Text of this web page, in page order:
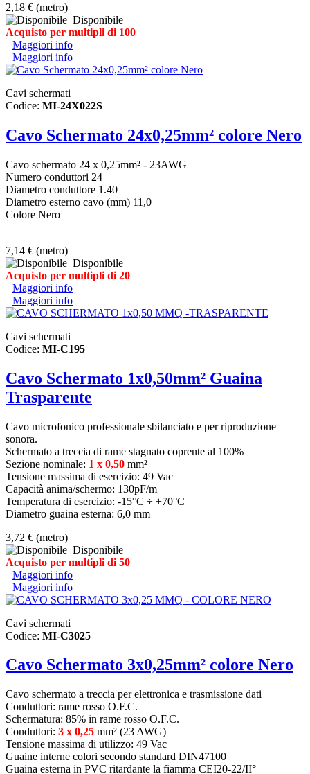
2,18 € (metro)
Disponibile
Acquisto per multipli di 100
Maggiori info
Maggiori info
Cavi schermati
Codice: MI-24X022S
Cavo Schermato 24x0,25mm² colore Nero
Cavo schermato 24 x 0,25mm² - 23AWG
Numero conduttori 24
Diametro conduttore 1.40
Diametro esterno cavo (mm) 11,0
Colore Nero
7,14 € (metro)
Disponibile
Acquisto per multipli di 20
Maggiori info
Maggiori info
Cavi schermati
Codice: MI-C195
Cavo Schermato 1x0,50mm² Guaina
Trasparente
Cavo microfonico professionale sbilanciato e per riproduzione
sonora.
Schermato a treccia di rame stagnato coprente al 100%
Sezione nominale: 1 x 0,50 mm²
Tensione massima di esercizio: 49 Vac
Capacità anima/schermo: 130pF/m
Temperatura di esercizio: -15°C ÷ +70°C
Diametro guaina esterna: 6,0 mm
3,72 € (metro)
Disponibile
Acquisto per multipli di 50
Maggiori info
Maggiori info
Cavi schermati
Codice: MI-C3025
Cavo Schermato 3x0,25mm² colore Nero
Cavo schermato a treccia per elettronica e trasmissione dati
Conduttori: rame rosso O.F.C.
Schermatura: 85% in rame rosso O.F.C.
Conduttori: 3 x 0,25 mm² (23 AWG)
Tensione massima di utilizzo: 49 Vac
Guaine interne colori secondo standard DIN47100
Guaina esterna in PVC ritardante la fiamma CEI20-22/II°